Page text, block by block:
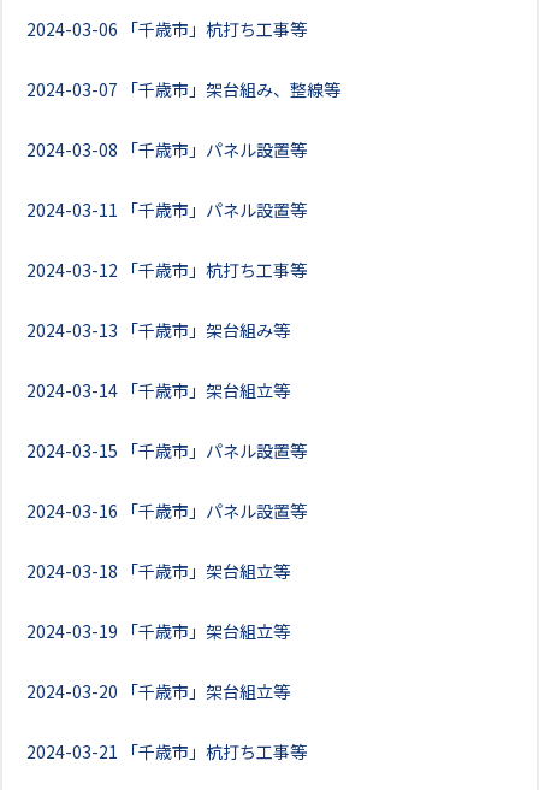
2024-03-06 「千歳市」杭打ち工事等
2024-03-07 「千歳市」架台組み、整線等
2024-03-08 「千歳市」パネル設置等
2024-03-11 「千歳市」パネル設置等
2024-03-12 「千歳市」杭打ち工事等
2024-03-13 「千歳市」架台組み等
2024-03-14 「千歳市」架台組立等
2024-03-15 「千歳市」パネル設置等
2024-03-16 「千歳市」パネル設置等
2024-03-18 「千歳市」架台組立等
2024-03-19 「千歳市」架台組立等
2024-03-20 「千歳市」架台組立等
2024-03-21 「千歳市」杭打ち工事等